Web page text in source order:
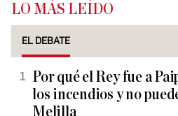
LO MÁS LEÍDO
EL DEBATE
Por qué el Rey fue a
los incendios y no
Melilla